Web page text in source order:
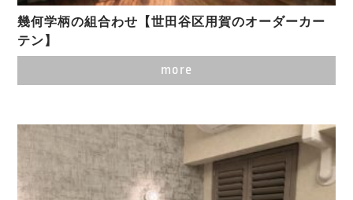
幾何学柄の組合わせ【世田谷区用賀のオーダーカー
テン】
more